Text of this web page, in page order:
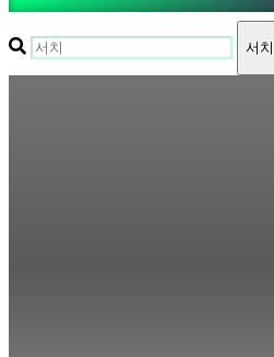
벤
트
뉴
서치